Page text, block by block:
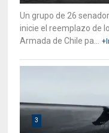
Un grupo de 26
inicie el reemplazo de
Armada de Chile pa...
3